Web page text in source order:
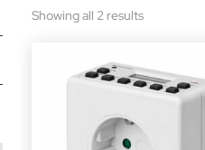
Showing all 2 resultsSorted
latest